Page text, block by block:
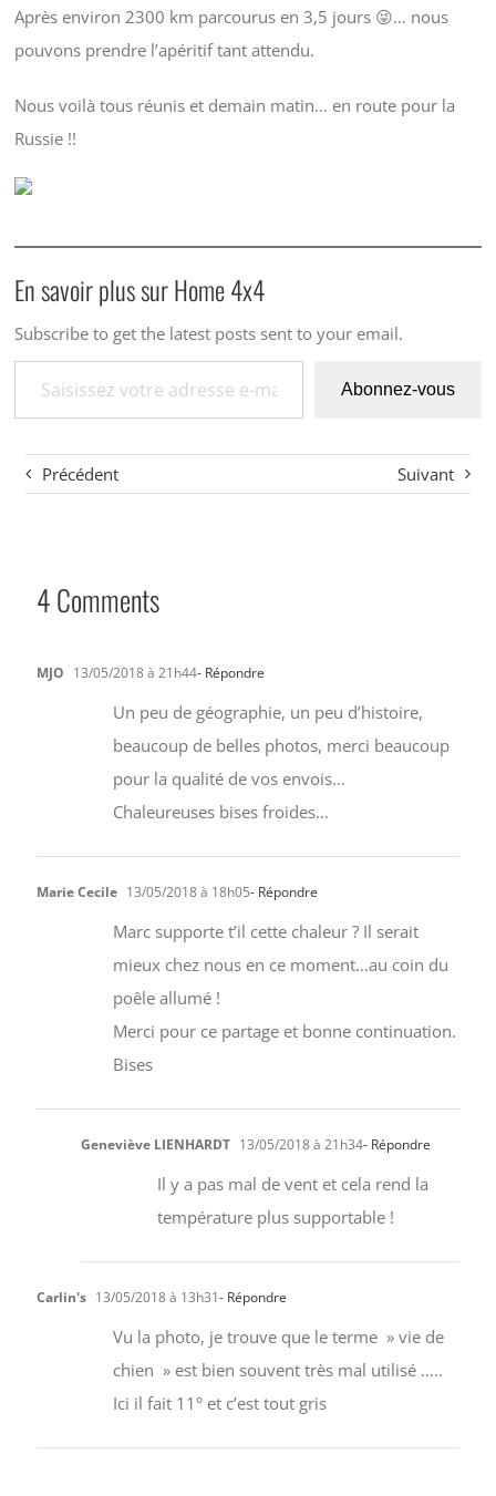
Après environ 2300 km parcourus en 3,5 jours 😜… nous
pouvons prendre l’apéritif tant attendu.
Nous voilà tous réunis et demain matin… en route pour la
Russie !!
En savoir plus sur Home 4x4
Subscribe to get the latest posts sent to your email.
Saisissez votre adresse e-mail…
Abonnez-vous
Précédent Suivant
4 Comments
MJO 13/05/2018 à 21h44- Répondre
Un peu de géographie, un peu d’histoire,
beaucoup de belles photos, merci beaucoup
pour la qualité de vos envois…
Chaleureuses bises froides…
Marie Cecile 13/05/2018 à 18h05- Répondre
Marc supporte t’il cette chaleur ? Il serait
mieux chez nous en ce moment…au coin du
poêle allumé !
Merci pour ce partage et bonne continuation.
Bises
Geneviève LIENHARDT 13/05/2018 à 21h34- Répondre
Il y a pas mal de vent et cela rend la
température plus supportable !
Carlin's 13/05/2018 à 13h31- Répondre
Vu la photo, je trouve que le terme » vie de
chien » est bien souvent très mal utilisé …..
Ici il fait 11° et c’est tout gris